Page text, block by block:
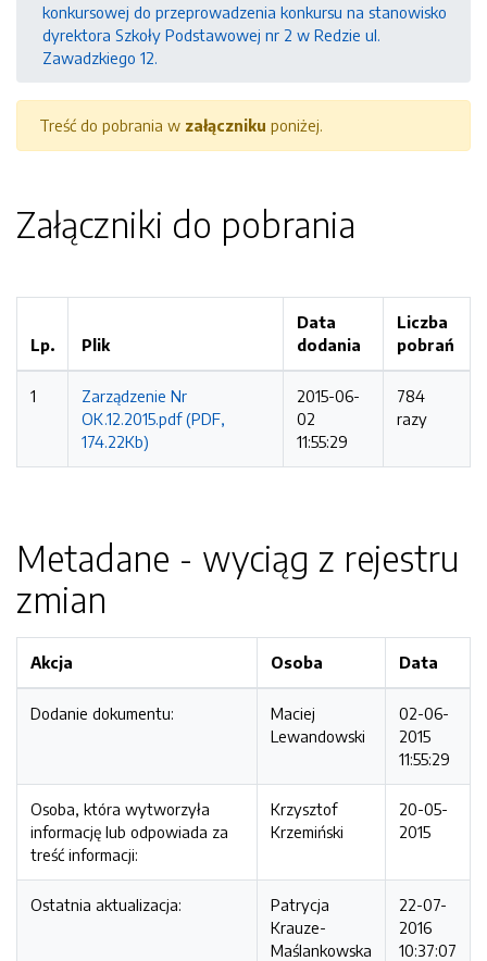
konkursowej do przeprowadzenia konkursu na stanowisko
dyrektora Szkoły Podstawowej nr 2 w Redzie ul.
Zawadzkiego 12.
Treść do pobrania w załączniku poniżej.
Załączniki do pobrania
Lp. Plik
Data
dodania
Liczba
pobrań
1
Zarządzenie Nr
OK.12.2015.pdf (PDF,
174.22Kb)
2015-06-
02
11:55:29
784
razy
Metadane - wyciąg z rejestru
zmian
Akcja Osoba Data
Dodanie dokumentu:
Maciej
Lewandowski
02-06-
2015
11:55:29
Osoba, która wytworzyła
informację lub odpowiada za
treść informacji:
Krzysztof
Krzemiński
20-05-
2015
Ostatnia aktualizacja:
Patrycja
Krauze-
Maślankowska
22-07-
2016
10:37:07